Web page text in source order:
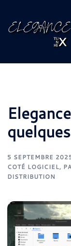
contenu
5 SEPTEMBRE
COTÉ LOGICIEL,
DISTRIBUTION